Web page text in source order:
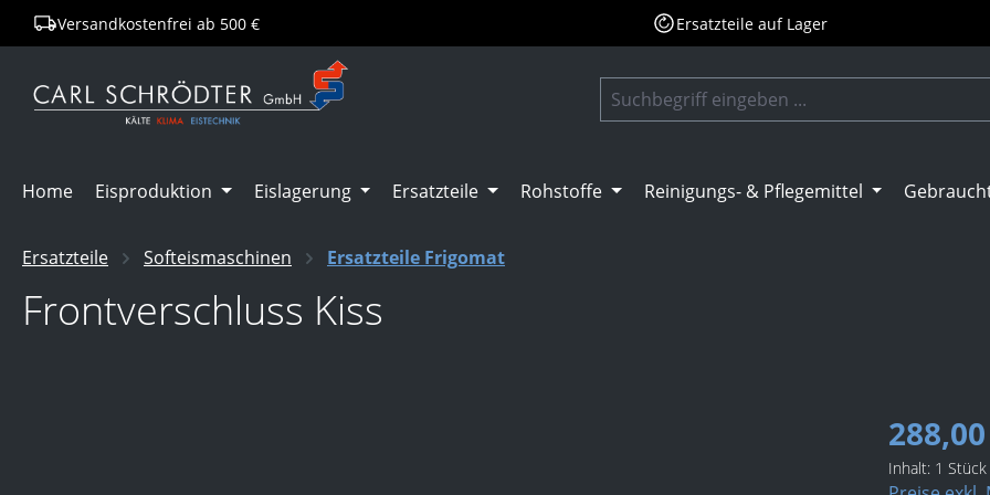
Zur Hauptnavigation springen
Versandkostenfrei ab 500 € Ersatzteile auf Lager
Home Eisproduktion Eislagerung Ersatzteile Rohstoffe Reinigungs- & Pflegemittel
Ersatzteile Softeismaschinen Ersatzteile Frigomat
Frontverschluss Kiss
Inhalt: 1 Stück